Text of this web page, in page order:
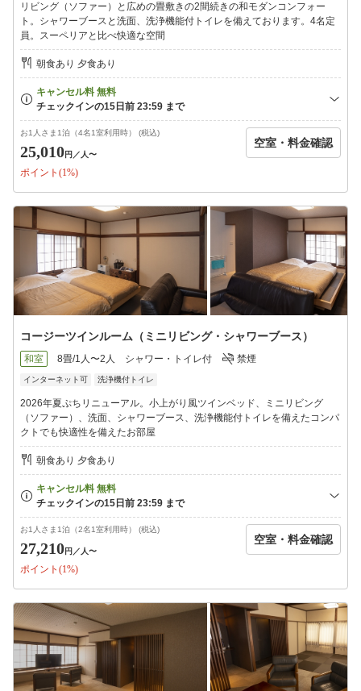
リビング（ソファー）と広めの畳敷きの2間続きの和モダンコンフォー
ト。シャワーブースと洗面、洗浄機能付トイレを備えております。4名定
員。スーペリアと比べ快適な空間
朝食あり 夕食あり
お1人さま1泊（4名1室利用時） (税込)
25,010円 ／人〜
ポイント(1%)
空室・料金確認
コージーツインルーム（ミニリビング・シャワーブース）
和室 8畳/1人〜2人 シャワー・トイレ付 禁煙
インターネット可 洗浄機付トイレ
2026年夏ぷちリニューアル。小上がり風ツインベッド、ミニリビング
（ソファー）、洗面、シャワーブース、洗浄機能付トイレを備えたコンパ
クトでも快適性を備えたお部屋
朝食あり 夕食あり
お1人さま1泊（2名1室利用時） (税込)
27,210円 ／人〜
ポイント(1%)
空室・料金確認